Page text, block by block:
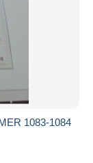
1083-1084